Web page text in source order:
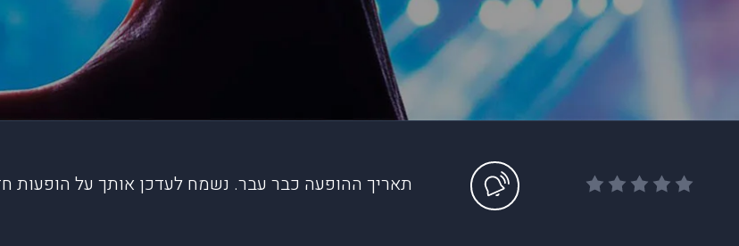
תאריך ההופעה כבר עבר. נשמח לעדכן אותך על הופעות